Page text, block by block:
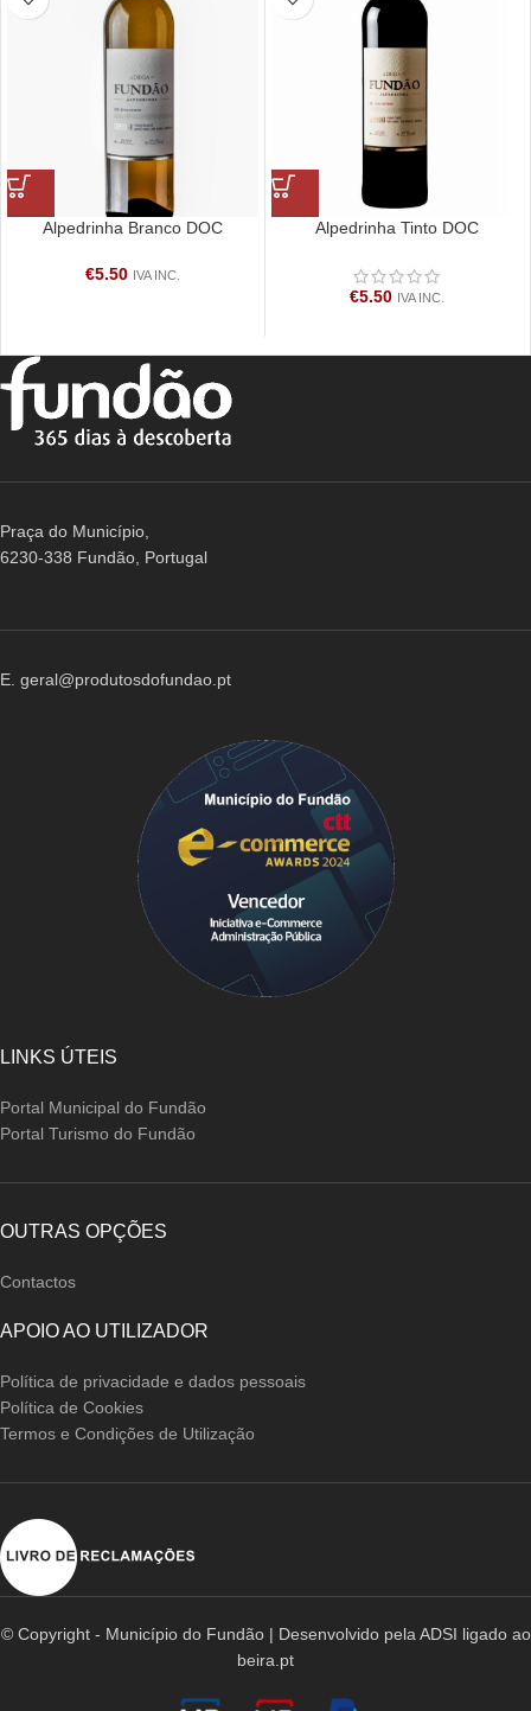
Alpedrinha Branco DOC
€5.50 IVA INC.
Alpedrinha Tinto DOC
€5.50 IVA INC.
Praça do Município,
6230-338 Fundão, Portugal
E. geral@produtosdofundao.pt
LINKS ÚTEIS
Portal Municipal do Fundão
Portal Turismo do Fundão
OUTRAS OPÇÕES
Contactos
APOIO AO UTILIZADOR
Política de privacidade e dados pessoais
Política de Cookies
Termos e Condições de Utilização
© Copyright - Município do Fundão | Desenvolvido pela ADSI ligado ao
beira.pt